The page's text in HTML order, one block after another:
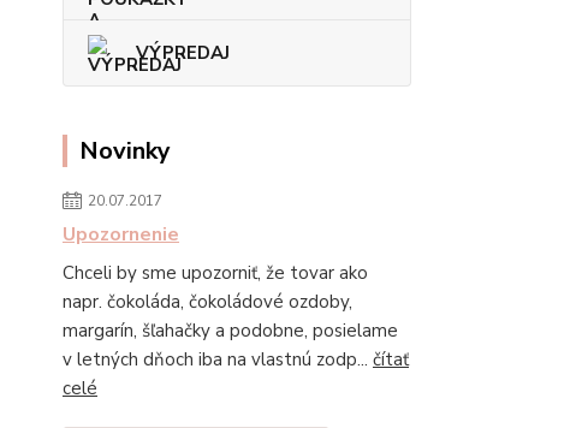
VÝPREDAJ
Novinky
20.07.2017
Upozornenie
Chceli by sme upozorniť, že tovar ako
napr. čokoláda, čokoládové ozdoby,
margarín, šľahačky a podobne, posielame
v letných dňoch iba na vlastnú zodp... čítať
celé